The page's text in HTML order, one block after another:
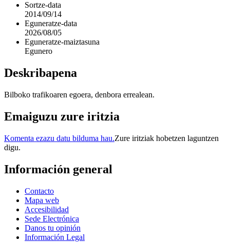
Sortze-data
2014/09/14
Eguneratze-data
2026/08/05
Eguneratze-maiztasuna
Egunero
Deskribapena
Bilboko trafikoaren egoera, denbora errealean.
Emaiguzu zure iritzia
Komenta ezazu datu bilduma hau.Zure iritziak hobetzen laguntzen
digu.
Información general
Contacto
Mapa web
Accesibilidad
Sede Electrónica
Danos tu opinión
Información Legal